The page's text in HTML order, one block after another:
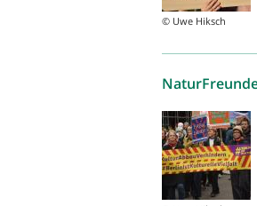
© Uwe Hiksch